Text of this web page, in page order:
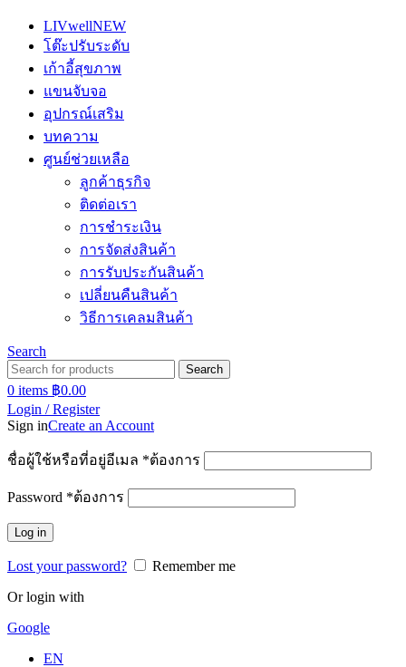
LIVwellNEW
โต๊ะปรับระดับ
เก้าอี้สุขภาพ
แขนจับจอ
อุปกรณ์เสริม
บทความ
ศูนย์ช่วยเหลือ
ลูกค้าธุรกิจ
ติดต่อเรา
การชำระเงิน
การจัดส่งสินค้า
การรับประกันสินค้า
เปลี่ยนคืนสินค้า
วิธีการเคลมสินค้า
Search
Search
0 items ฿0.00
Login / Register
Sign inCreate an Account
ชื่อผู้ใช้หรือที่อยู่อีเมล *ต้องการ
Password *ต้องการ
Log in
Lost your password?
Remember me
Or login with
Google
EN